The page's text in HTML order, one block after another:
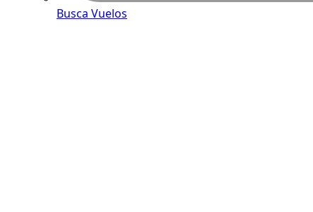
Busca Vuelos